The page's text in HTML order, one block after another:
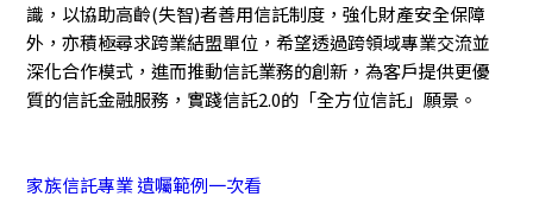
識，以協助高齡(失智)者善用信託制度，強化財產安全保障
外，亦積極尋求跨業結盟單位，希望透過跨領域專業交流並
深化合作模式，進而推動信託業務的創新，為客戶提供更優
質的信託金融服務，實踐信託2.0的「全方位信託」願景。
家族信託專業 遺囑範例一次看